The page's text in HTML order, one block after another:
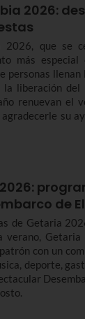
2026:
2026, que se
más
personas llenan
liberación del
renuevan el
su
de
de Getaria
verano,
con un
deporte,